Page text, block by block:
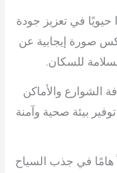
حيويًا في تعزيز جودة
صورة إيجابية عن
للسكان.
الشوارع والأماكن
بيئة صحية وآمنة
هامًا في جذب السياح